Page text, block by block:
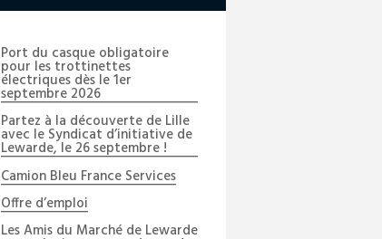
Port du casque obligatoire
pour les trottinettes
électriques dès le 1er
septembre 2026
Partez à la découverte de Lille
avec le Syndicat d’initiative de
Lewarde, le 26 septembre !
Camion Bleu France Services
Offre d’emploi
Les Amis du Marché de Lewarde